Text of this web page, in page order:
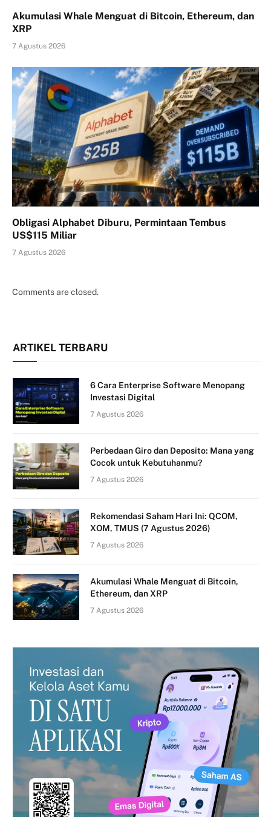
Akumulasi Whale Menguat di Bitcoin, Ethereum, dan
XRP
7 Agustus 2026
Obligasi Alphabet Diburu, Permintaan Tembus
US$115 Miliar
7 Agustus 2026
Comments are closed.
ARTIKEL TERBARU
6 Cara Enterprise Software Menopang
Investasi Digital
7 Agustus 2026
Perbedaan Giro dan Deposito: Mana yang
Cocok untuk Kebutuhanmu?
7 Agustus 2026
Rekomendasi Saham Hari Ini: QCOM,
XOM, TMUS (7 Agustus 2026)
7 Agustus 2026
Akumulasi Whale Menguat di Bitcoin,
Ethereum, dan XRP
7 Agustus 2026